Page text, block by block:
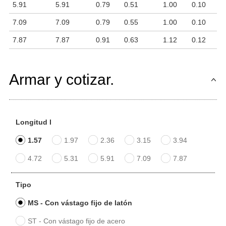
5.91 5.91 0.79 0.51 1.00 0.10
7.09 7.09 0.79 0.55 1.00 0.10
7.87 7.87 0.91 0.63 1.12 0.12
Armar y cotizar.
Longitud l
1.57 1.97 2.36 3.15 3.94
4.72 5.31 5.91 7.09 7.87
Tipo
MS - Con vástago fijo de latón
ST - Con vástago fijo de acero